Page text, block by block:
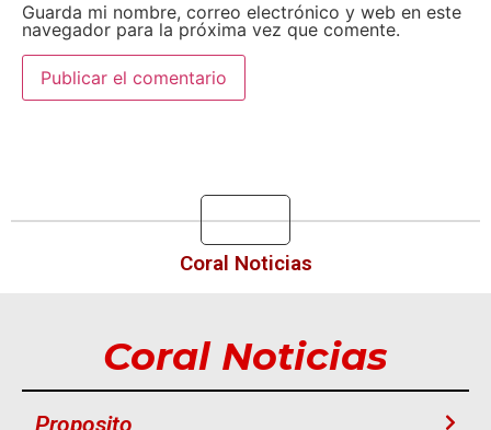
Guarda mi nombre, correo electrónico y web en este
navegador para la próxima vez que comente.
Coral Noticias
Coral Noticias
Proposito